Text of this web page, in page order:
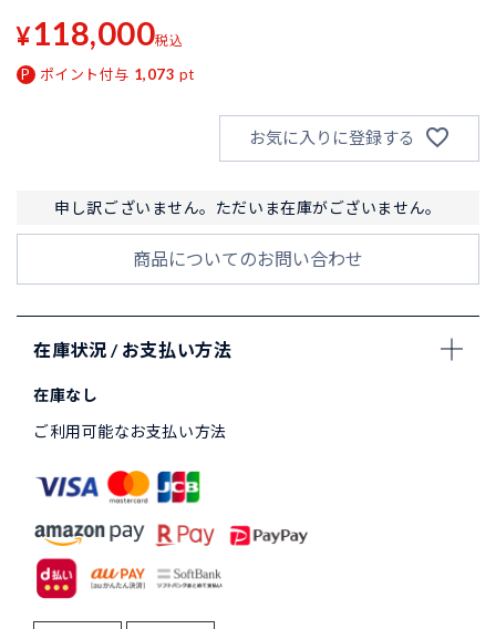
¥118,000税込
ポイント付与 1,073 pt
お気に入りに登録する
申し訳ございません。ただいま在庫がございません。
商品についてのお問い合わせ
在庫状況 / お支払い方法
在庫なし
ご利用可能なお支払い方法